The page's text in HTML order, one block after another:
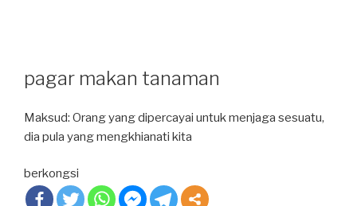
pagar makan tanaman
Maksud: Orang yang dipercayai untuk menjaga sesuatu,
dia pula yang mengkhianati kita
berkongsi